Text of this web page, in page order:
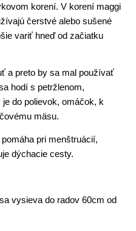
korení. V korení maggi
čerstvé alebo sušené
variť hneď od začiatku
a preto by sa mal používať
hodí s petržlenom,
do polievok, omáčok, k
mäsu.
pri menštruácií,
dýchacie cesty.
vysieva do radov 60cm od